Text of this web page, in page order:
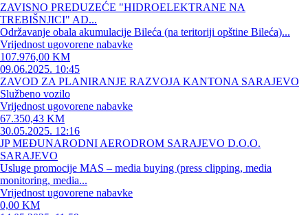
ZAVISNO PREDUZEĆE "HIDROELEKTRANE NA
TREBIŠNJICI" AD...
Održavanje obala akumulacije Bileća (na teritoriji opštine Bileća)...
Vrijednost ugovorene nabavke
107.976,00 KM
09.06.2025. 10:45
ZAVOD ZA PLANIRANJE RAZVOJA KANTONA SARAJEVO
Službeno vozilo
Vrijednost ugovorene nabavke
67.350,43 KM
30.05.2025. 12:16
JP MEĐUNARODNI AERODROM SARAJEVO D.O.O.
SARAJEVO
Usluge promocije MAS – media buying (press clipping, media
monitoring, media...
Vrijednost ugovorene nabavke
0,00 KM